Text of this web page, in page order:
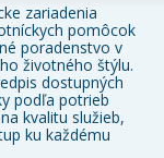
zariadenia
pomôcok
poradenstvo v
životného štýlu.
dostupných
podľa potrieb
kvalitu služieb,
ku každému